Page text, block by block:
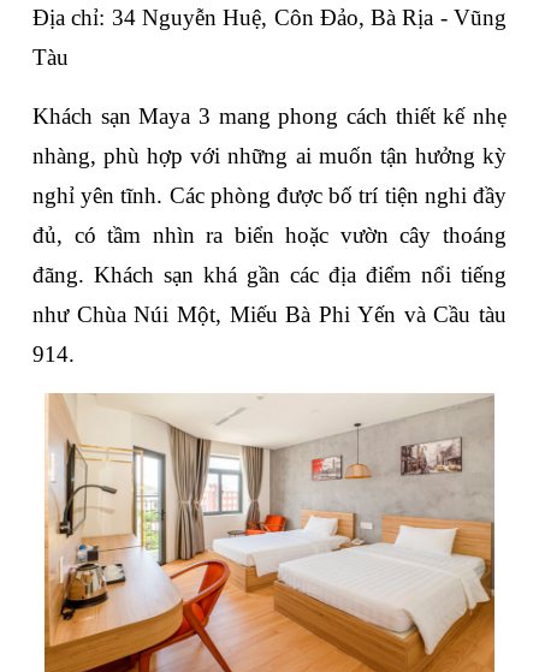
Địa chỉ: 34 Nguyễn Huệ, Côn Đảo, Bà Rịa - Vũng
Tàu
Khách sạn Maya 3 mang phong cách thiết kế nhẹ
nhàng, phù hợp với những ai muốn tận hưởng kỳ
nghỉ yên tĩnh. Các phòng được bố trí tiện nghi đầy
đủ, có tầm nhìn ra biển hoặc vườn cây thoáng
đãng. Khách sạn khá gần các địa điểm nổi tiếng
như Chùa Núi Một, Miếu Bà Phi Yến và Cầu tàu
914.